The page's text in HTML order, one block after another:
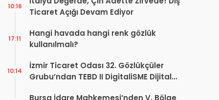
Ticaret Açığı Devam Ediyor
10:16
Hangi havada hangi renk gözlük
kullanılmalı?
17:11
İzmir Ticaret Odası 32. Gözlükçüler
Grubu’ndan TEBD II DigitaliSME Dijital
10:14
Bursa İdare Mahkemesi’nden V. Bölge